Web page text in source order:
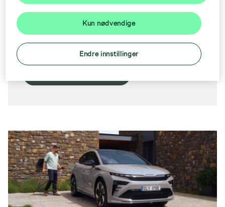
• Alle modellene er utstyrt med
firehjulstrekk
• Kundebesparelse fra kr 23 000 - 58
000 ved kjøp av ny Enyaq
Endre innstillinger
Kun nødvendige